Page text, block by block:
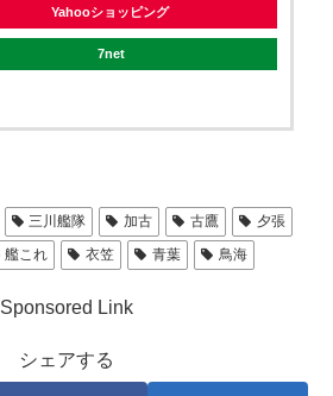
Yahooショッピング
7net
三川艦隊 加古 古鷹
夕張
艦これ 衣笠 青葉 鳥海
Sponsored Link
シェアする